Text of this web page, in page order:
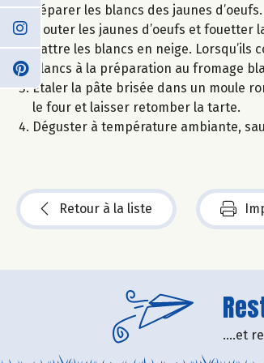
Séparer les blancs des jaunes
Ajouter les jaunes d’oeufs et
Battre les blancs en neige.
blancs à la préparation au fromage
Étaler la pâte brisée dans un moule
le four et laisser retomber la tarte.
Déguster à température ambiante,
Retour à la liste
....et